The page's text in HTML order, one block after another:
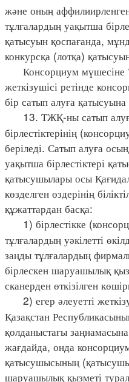
және оның
тұлғалардың уақытша
қатысуын қоспағанда,
конкурсқа (лотқа)
Консорциум мүшесіне
жеткізушісі ретінде
бір сатып алуға
13. ТЖҚ-ны сатып
бірлестіктерінің
беріледі. Сатып алуға
уақытша бірлестіктері
қатысушылары осы
көзделген өздерінің
құжаттардан басқа:
1) бірлестікке
тұлғалардың уәкілетті
заңды тұлғалардың
бірлескен шаруашылық
сканерден өткізілген
2) егер әлеуетті
Қазақстан
қолданыстағы
жағдайда, онда
қатысушысының
шаруашылық қызметі